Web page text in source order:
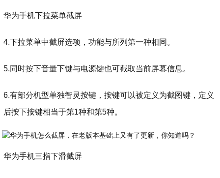
华为手机下拉菜单截屏
4.下拉菜单中截屏选项，功能与所列第一种相同。
5.同时按下音量下键与电源键也可截取当前屏幕信息。
6.有部分机型单独智灵按键，按键可以被定义为截图键，定义
后按下按键相当于第1种和第5种。
华为手机三指下滑截屏